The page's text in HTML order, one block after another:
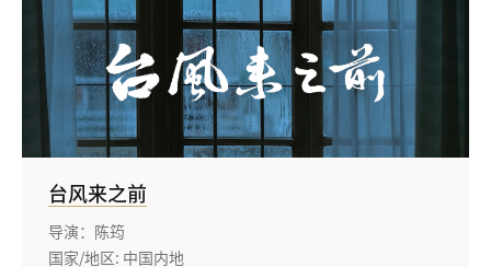
台风来之前
导演：陈筠
国家/地区: 中国内地